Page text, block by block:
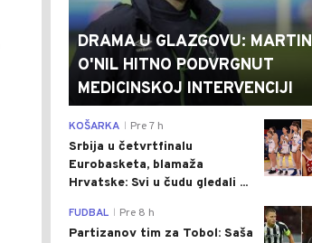
DRAMA U GLAZGOVU: MARTIN
O'NIL HITNO PODVRGNUT
MEDICINSKOJ INTERVENCIJI
KOŠARKA Pre 7 h
Srbija u četvrtfinalu
Eurobasketa, blamaža
Hrvatske: Svi u čudu gledali ...
FUDBAL Pre 8 h
Partizanov tim za Tobol: Saša